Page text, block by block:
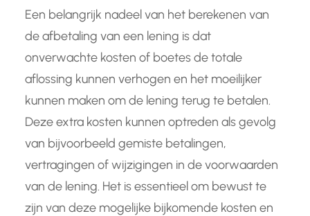
Een belangrijk nadeel van het berekenen van
de afbetaling van een lening is dat
onverwachte kosten of boetes de totale
aflossing kunnen verhogen en het moeilijker
kunnen maken om de lening terug te betalen.
Deze extra kosten kunnen optreden als gevolg
van bijvoorbeeld gemiste betalingen,
vertragingen of wijzigingen in de voorwaarden
van de lening. Het is essentieel om bewust te
zijn van deze mogelijke bijkomende kosten en